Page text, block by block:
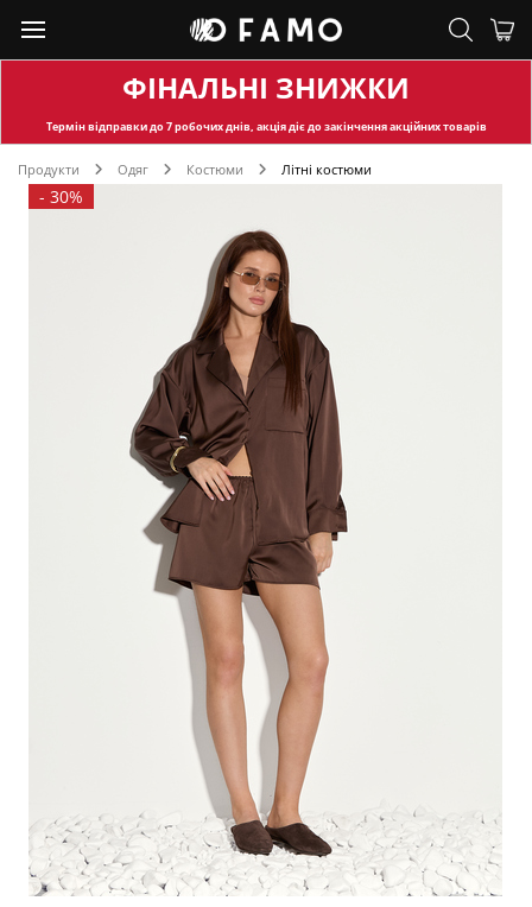
ФІНАЛЬНІ ЗНИЖКИ
Термін відправкидо 7 робочих днів, акція діє до закінчення акційних товарів
Продукти Одяг Костюми Літні костюми
- 30%